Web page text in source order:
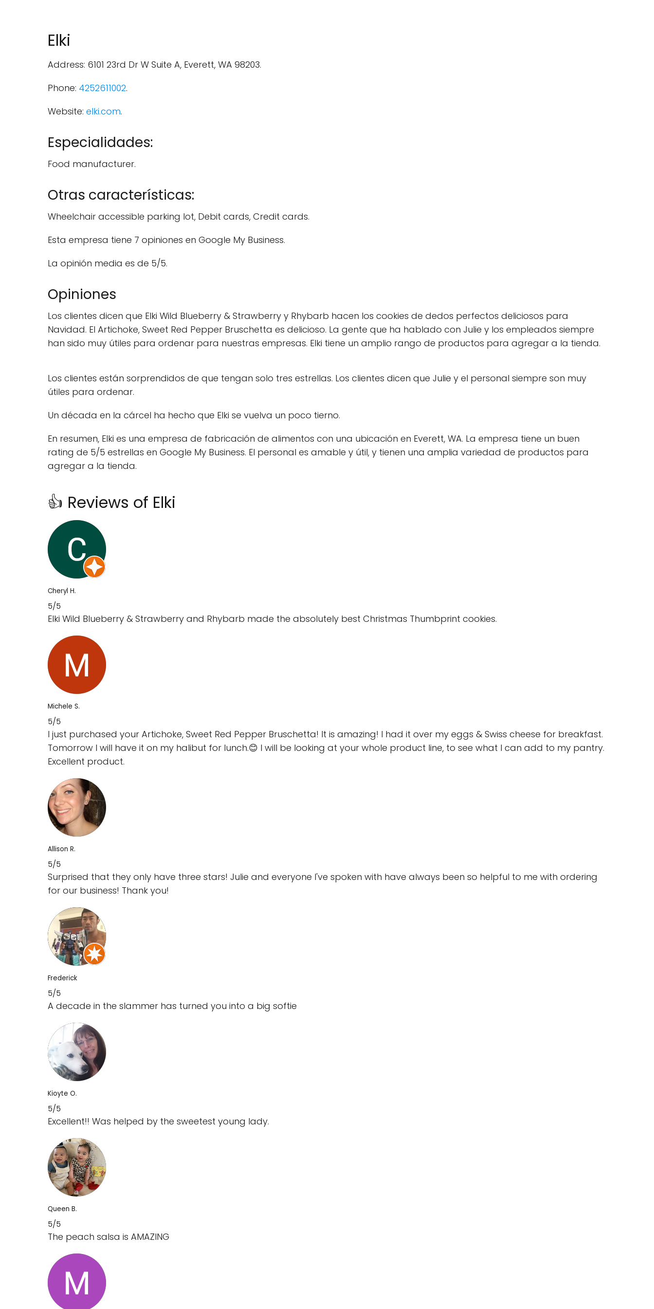
Elki
Address: 6101 23rd Dr W Suite A, Everett, WA 98203.
Phone: 4252611002.
Website: elki.com.
Especialidades:
Food manufacturer.
Otras características:
Wheelchair accessible parking lot, Debit cards, Credit cards.
Esta empresa tiene 7 opiniones en Google My Business.
La opinión media es de 5/5.
Opiniones
Los clientes dicen que Elki Wild Blueberry & Strawberry y Rhybarb hacen los cookies de dedos perfectos deliciosos para
Navidad. El Artichoke, Sweet Red Pepper Bruschetta es delicioso. La gente que ha hablado con Julie y los empleados siempre
han sido muy útiles para ordenar para nuestras empresas. Elki tiene un amplio rango de productos para agregar a la tienda.
Los clientes están sorprendidos de que tengan solo tres estrellas. Los clientes dicen que Julie y el personal siempre son muy
útiles para ordenar.
Un década en la cárcel ha hecho que Elki se vuelva un poco tierno.
En resumen, Elki es una empresa de fabricación de alimentos con una ubicación en Everett, WA. La empresa tiene un buen
rating de 5/5 estrellas en Google My Business. El personal es amable y útil, y tienen una amplia variedad de productos para
agregar a la tienda.
👍 Reviews of Elki
Cheryl H.
5/5
Elki Wild Blueberry & Strawberry and Rhybarb made the absolutely best Christmas Thumbprint cookies.
Michele S.
5/5
I just purchased your Artichoke, Sweet Red Pepper Bruschetta! It is amazing! I had it over my eggs & Swiss cheese for breakfast.
Tomorrow I will have it on my halibut for lunch.😊 I will be looking at your whole product line, to see what I can add to my pantry.
Excellent product.
Allison R.
5/5
Surprised that they only have three stars! Julie and everyone I've spoken with have always been so helpful to me with ordering
for our business! Thank you!
Frederick
5/5
A decade in the slammer has turned you into a big softie
Kioyte O.
5/5
Excellent!! Was helped by the sweetest young lady.
Queen B.
5/5
The peach salsa is AMAZING